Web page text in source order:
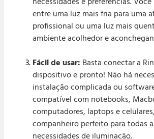
entre uma luz mais fria para uma
profissional ou uma luz mais
ambiente acolhedor e
Fácil de usar: Basta conectar a
dispositivo e pronto! Não há
instalação complicada ou
compatível com notebooks,
computadores, laptops e
companheiro perfeito para todas
necessidades de iluminação.